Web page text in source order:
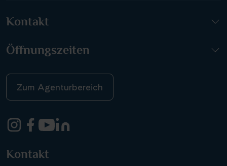
Kontakt
Öffnungszeiten
Zum Agenturbereich
Kontakt